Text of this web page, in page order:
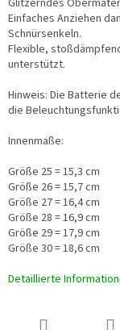
Glitzerndes
Einfaches Anziehen
Schnürsenkeln.
Flexible,
unterstützt.
Hinweis: Die Batterie
die
Innenmaße:
Größe 25 = 15,3 cm
Größe 26 = 15,7 cm
Größe 27 = 16,4 cm
Größe 28 = 16,9 cm
Größe 29 = 17,9 cm
Größe 30 = 18,6 cm
Detaillierte